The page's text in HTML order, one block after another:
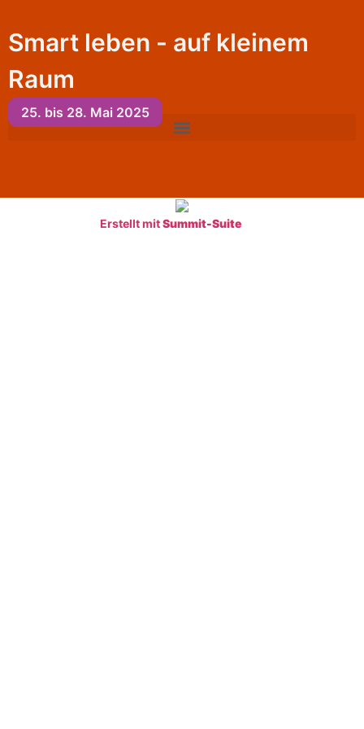
Smart leben - auf kleinem
Raum
25. bis 28. Mai 2025​
Erstellt mitSummit-Suite